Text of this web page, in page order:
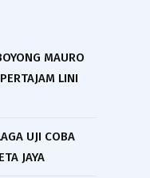
MAURO
LINI
UJI COBA
JAYA